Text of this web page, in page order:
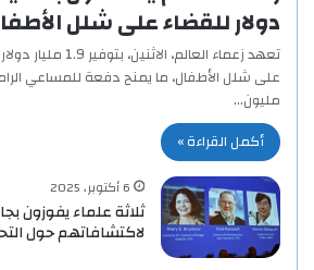
دولار للقضاء على شلل
تعهد زعماء العالم،
مليون…
أكمل القراءة »
6 أكتوبر، 2025
ثلاثة علماء يفوزون
لاكتشافاتهم حول